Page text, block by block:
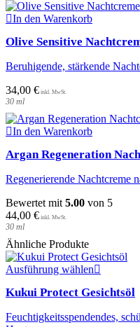
auf
gewählt
In den Warenkorb
Olive Sensitive
Beruhigende, stärkende
34,00 €
30 ml
In den Warenkorb
Argan Regeneration
Regenerierende Nachtcreme
Bewertet mit 5.00 von 5
44,00 €
30 ml
Ähnliche Produkte
Ausführung wählen
weist
Kukui Protect Gesichtsöl
Feuchtigkeitsspendendes,